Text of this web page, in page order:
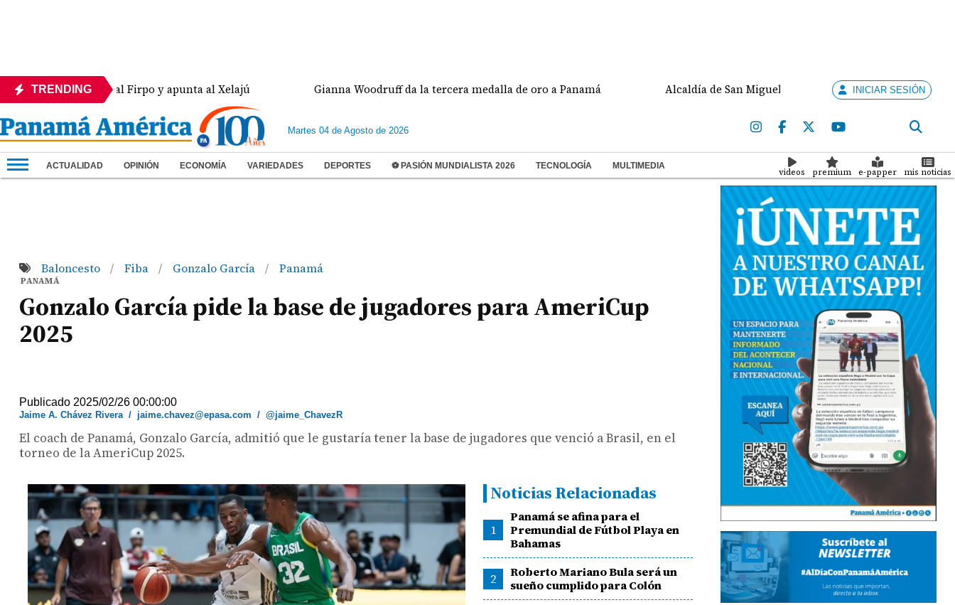
TRENDING
con lo justo al Firpo y apunta al Xelajú Gianna Woodruff da la tercera medalla de oro a Panamá Alcaldía de San Miguelito recorta hasta el 80% delINICIAR SESIÓN
Martes 04 de Agosto de 2026
ACTUALIDAD OPINIÓN ECONOMÍA VARIEDADES DEPORTES ⚽ PASIÓN MUNDIALISTA 2026 TECNOLOGÍA MULTIMEDIA
videos premium e-papper mis noticias
Baloncesto / Fiba / Gonzalo García / Panamá
PANAMÁ
Gonzalo García pide la base de jugadores para AmeriCup
2025
Publicado 2025/02/26 00:00:00
Jaime A. Chávez Rivera/ jaime.chavez@epasa.com /@jaime_ChavezR
El coach de Panamá, Gonzalo García, admitió que le gustaría tener la base de jugadores que venció a Brasil, en el
torneo de la AmeriCup 2025.
Noticias Relacionadas
1
Panamá se afina para el
Premundial de Fútbol Playa en
Bahamas
2
Roberto Mariano Bula será un
sueño cumplido para Colón